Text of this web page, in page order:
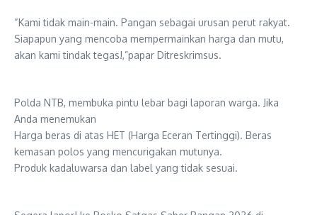
“Kami tidak main-main. Pangan sebagai urusan perut rakyat.
Siapapun yang mencoba mempermainkan harga dan mutu,
akan kami tindak tegas!,”papar Ditreskrimsus.
​Polda NTB, membuka pintu lebar bagi laporan warga. Jika
Anda menemukan
​Harga beras di atas HET (Harga Eceran Tertinggi). Beras
kemasan polos yang mencurigakan mutunya.
​Produk kadaluwarsa dan label yang tidak sesuai.